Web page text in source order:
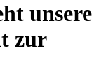
unsere
zur